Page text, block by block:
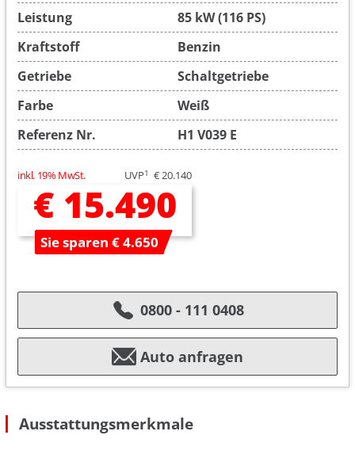
Leistung
85 kW (116 PS)
Kraftstoff
Benzin
Getriebe
Schaltgetriebe
Farbe
Weiß
Referenz Nr.
H1 V039 E
inkl. 19% MwSt. UVP1 € 20.140
€ 15.490
Sie sparen € 4.650
0800 - 111 0408
Auto anfragen
Ausstattungsmerkmale